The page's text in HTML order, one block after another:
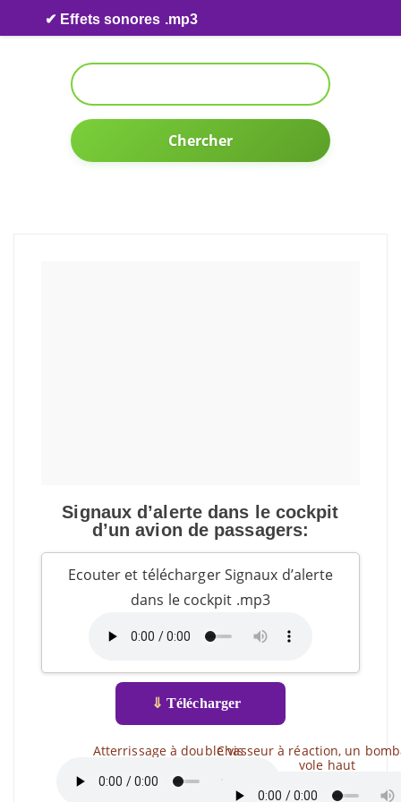
Skip to content
✔ Effets sonores .mp3
Chercher
Signaux d’alerte dans le cockpit
d’un avion de passagers:
Ecouter et télécharger Signaux d’alerte
dans le cockpit .mp3
⇓ Télécharger
Atterrissage à double visChasseur à réaction, un
vole haut